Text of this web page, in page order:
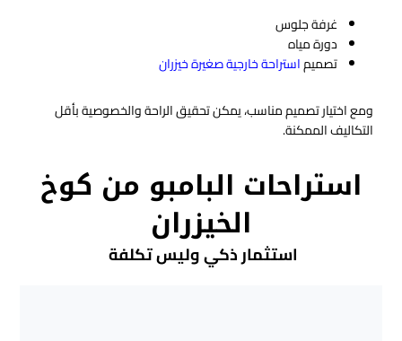
غرفة جلوس
دورة مياه
تصميماستراحة خارجية صغيرة خيزران
ومع اختيار تصميم مناسب، يمكن تحقيق الراحة والخصوصية بأقل
التكاليف الممكنة.
استراحات البامبو من كوخ
الخيزران
استثمار ذكي وليس تكلفة